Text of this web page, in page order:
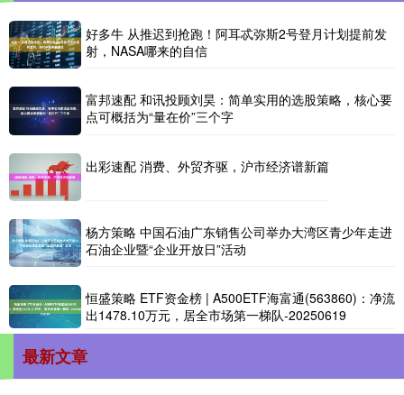
好多牛 从推迟到抢跑！阿耳忒弥斯2号登月计划提前发
射，NASA哪来的自信
富邦速配 和讯投顾刘昊：简单实用的选股策略，核心要
点可概括为“量在价”三个字
出彩速配 消费、外贸齐驱，沪市经济谱新篇
杨方策略 中国石油广东销售公司举办大湾区青少年走进
石油企业暨“企业开放日”活动
恒盛策略 ETF资金榜 | A500ETF海富通(563860)：净流
出1478.10万元，居全市场第一梯队-20250619
最新文章